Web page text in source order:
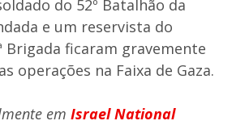
do 52º Batalhão da
e um reservista do
Brigada ficaram gravemente
operações na Faixa de Gaza.
em Israel National